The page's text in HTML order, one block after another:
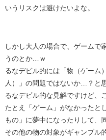
いうリスクは避けたいよな。
しかし大人の場合で、ゲームで
うのとか…ｗ
るなデビル的には「物（ゲーム
人）」の問題ではないか…？と
るなデビル的な見解ですけど、
たとえ「ゲーム」がなかったと
もの」に夢中になったりして、
その他の物の対象がギャンブル